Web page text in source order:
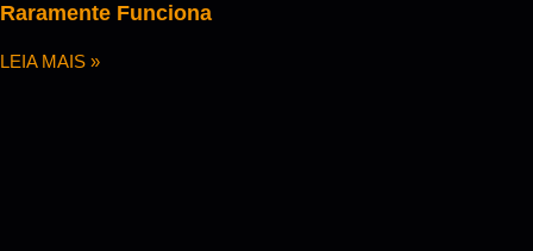
Raramente Funciona
LEIA MAIS »